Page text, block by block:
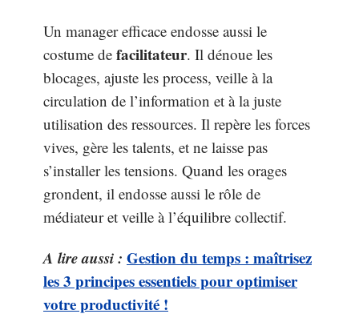
Un manager efficace endosse aussi le
costume de facilitateur. Il dénoue les
blocages, ajuste les process, veille à la
circulation de l’information et à la juste
utilisation des ressources. Il repère les forces
vives, gère les talents, et ne laisse pas
s’installer les tensions. Quand les orages
grondent, il endosse aussi le rôle de
médiateur et veille à l’équilibre collectif.
A lire aussi : Gestion du temps : maîtrisez
les 3 principes essentiels pour optimiser
votre productivité !